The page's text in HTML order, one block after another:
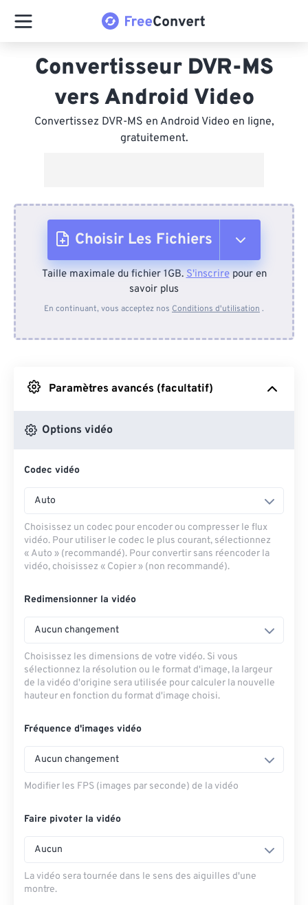
Convertisseur DVR-MS
vers Android Video
Convertissez DVR-MS en Android Video en ligne,
gratuitement.
Choisir Les Fichiers
Depuis l'appareil
Depuis Google Drive
Depuis OneDrive
Taille maximale du fichier 1GB.S'inscrirepour en
savoir plus
En continuant, vous acceptez nos Conditions d'utilisation .
Paramètres avancés (facultatif)
Options vidéo
Codec vidéo
Auto
Choisissez un codec pour encoder ou compresser le flux
vidéo. Pour utiliser le codec le plus courant, sélectionnez
« Auto » (recommandé). Pour convertir sans réencoder la
vidéo, choisissez « Copier » (non recommandé).
Redimensionner la vidéo
Aucun changement
Choisissez les dimensions de votre vidéo. Si vous
sélectionnez la résolution ou le format d'image, la largeur
de la vidéo d'origine sera utilisée pour calculer la nouvelle
hauteur en fonction du format d'image choisi.
Fréquence d'images vidéo
Aucun changement
Modifier les FPS (images par seconde) de la vidéo
Faire pivoter la vidéo
Aucun
La vidéo sera tournée dans le sens des aiguilles d'une
montre.